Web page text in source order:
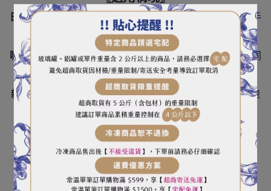
日常手沖
：適合每日早晨或下午茶時光，輕鬆享受一杯親手
沖泡的咖啡。
咖啡品鑑：透過控制水流，您可以探索同一款咖啡豆的不同
風味表現。
新手入門
：V60濾杯的設計對初學者非常友好，讓您能快速
上手，體驗手沖咖啡的樂趣。
HARIO V60白色01樹脂濾杯是您開啟咖啡之旅的完美夥
伴。